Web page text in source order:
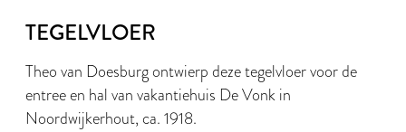
TEGELVLOER
Theo van Doesburg ontwierp deze tegelvloer voor de
entree en hal van vakantiehuis De Vonk in
Noordwijkerhout, ca. 1918.